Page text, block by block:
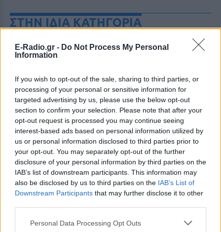
E-Radio.gr - Do Not Process My Personal
Information
If you wish to opt-out of the sale, sharing to third parties, or
processing of your personal or sensitive information for
targeted advertising by us, please use the below opt-out
section to confirm your selection. Please note that after your
opt-out request is processed you may continue seeing
interest-based ads based on personal information utilized by
us or personal information disclosed to third parties prior to
your opt-out. You may separately opt-out of the further
disclosure of your personal information by third parties on the
IAB’s list of downstream participants. This information may
also be disclosed by us to third parties on the IAB’s List of
Downstream Participants that may further disclose it to other
Personal Data Processing Opt Outs
ΣΤΗΝ ΙΔΙΑ ΚΑΤΗΓΟΡΙΑ
Η Γαρυφαλλιά Καληφώνη στην
Πάρο με μαύρο μπικίνι ‑ δείτε
ΣΉΜΕΡΑ
Το μοντέλο μοιράστηκε φωτογραφίες
από τις καλοκαιρινές της διακοπές στο
νησί των Κυκλάδων
Ιωάννα Τούνη: «Έβγαλα όλο το
βράδυ στο νοσοκομείο με ορούς
και αντιβιώσεις»
ΣΉΜΕΡΑ
Η επιχειρηματίας έπαθε τροφική
δηλητηρίαση και μοιράστηκε με τους
followers της στο Instagram τις δύσκολες
ώρες που πέρασε.
Ατύχημα για τον Ιβάν Σβιτάιλο
στην Κέρκυρα: «Θα σηκωθώ πιο
δυνατός»